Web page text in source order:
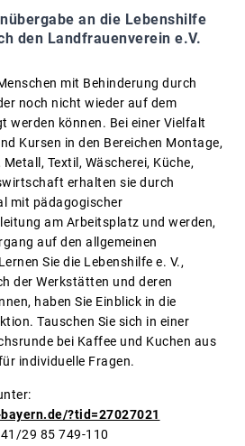
an die Lebenshilfe
den Landfrauenverein e.V.
mit Behinderung durch
noch nicht wieder auf dem
werden können. Bei einer Vielfalt
Kursen in den Bereichen Montage,
Textil, Wäscherei, Küche,
erhalten sie durch
mit pädagogischer
am Arbeitsplatz und werden,
auf den allgemeinen
Sie die Lebenshilfe e. V.,
der Werkstätten und deren
haben Sie Einblick in die
Tauschen Sie sich in einer
bei Kaffee und Kuchen aus
individuelle Fragen.
?tid=27027021
29 85 749-110